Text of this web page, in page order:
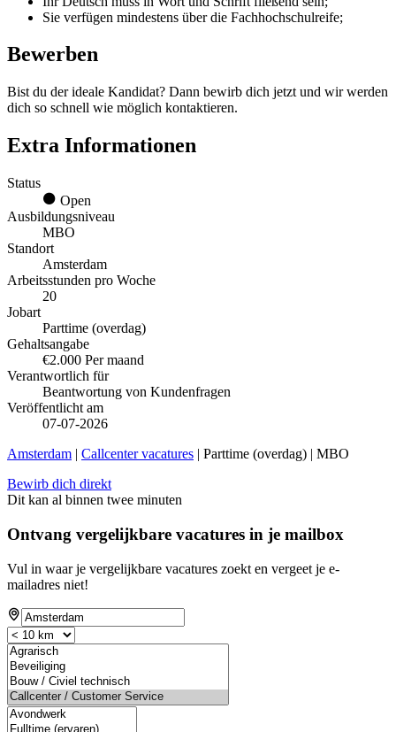
Sie verfügen mindestens über die Fachhochschulreife;
Bewerben
Bist du der ideale Kandidat? Dann bewirb dich jetzt und wir werden
dich so schnell wie möglich kontaktieren.
Extra Informationen
Status
Open
Ausbildungsniveau
MBO
Standort
Amsterdam
Arbeitsstunden pro Woche
20
Jobart
Parttime (overdag)
Gehaltsangabe
€2.000 Per maand
Verantwortlich für
Beantwortung von Kundenfragen
Veröffentlicht am
07-07-2026
Amsterdam | Callcenter vacatures | Parttime (overdag) | MBO
Bewirb dich direkt
Dit kan al binnen twee minuten
Ontvang vergelijkbare vacatures in je mailbox
Vul in waar je vergelijkbare vacatures zoekt en vergeet je e-
mailadres niet!